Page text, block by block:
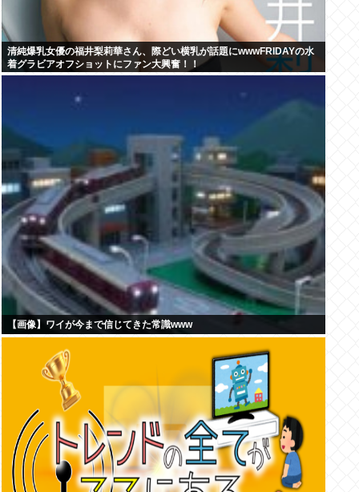
清純爆乳女優の福井梨莉華さん、際どい横乳が話題にwwwFRIDAYの水
着グラビアオフショットにファン大興奮！！
【画像】ワイが今まで信じてきた常識www